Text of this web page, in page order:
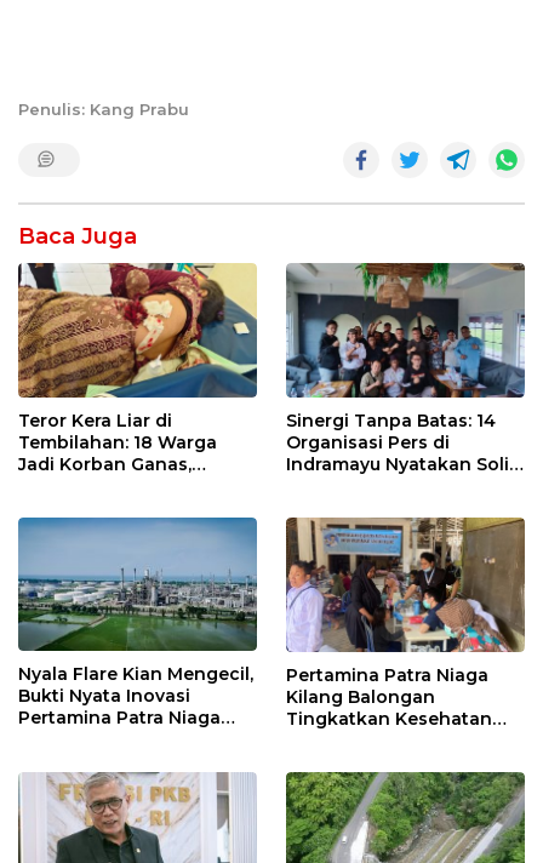
Penulis: Kang Prabu
Baca Juga
Teror Kera Liar di
Tembilahan: 18 Warga
Jadi Korban Ganas,
Sinergi Tanpa Batas: 14
Organisasi Pers di
Indramayu Nyatakan Solid
Nyala Flare Kian Mengecil,
Bukti Nyata Inovasi
Pertamina Patra Niaga
Pertamina Patra Niaga
Kilang Balongan
Tingkatkan Kesehatan
Rutin dan Edukasi
Perawatan Gigi